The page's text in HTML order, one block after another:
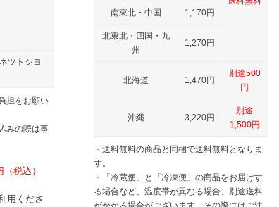
ツトシヨ
担をお願い
みの際は事
（税込）
用くださ
南東北・中国 1,170円
北東北・四国・九
州
1,270円
北海道 1,470円
別途500
円
沖縄 3,220円
別途
1,500円
・送料無料の商品と同梱で送料無料となりま
す。
・「冷蔵便」と「冷凍便」の商品をお届けす
る場合など、温度帯が異なる場合、別途送料